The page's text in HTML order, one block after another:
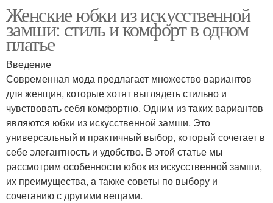
Женские юбки из искусственной
замши: стиль и комфорт в одном
платье
Введение
Современная мода предлагает множество вариантов
для женщин, которые хотят выглядеть стильно и
чувствовать себя комфортно. Одним из таких вариантов
являются юбки из искусственной замши. Это
универсальный и практичный выбор, который сочетает в
себе элегантность и удобство. В этой статье мы
рассмотрим особенности юбок из искусственной замши,
их преимущества, а также советы по выбору и
сочетанию с другими вещами.